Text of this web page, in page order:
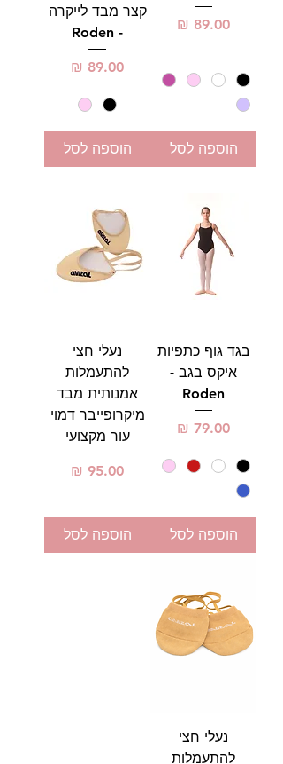
מחיר
הוספה לסל
קצר מבד לייקרה
- Roden
מחיר
הוספה לסל
בגד גוף כתפיות
איקס בגב -
Roden
מחיר
הוספה לסל
נעלי חצי
להתעמלות
אמנותית מבד
מיקרופייבר דמוי
עור מקצועי
מחיר
הוספה לסל
נעלי חצי
להתעמלות